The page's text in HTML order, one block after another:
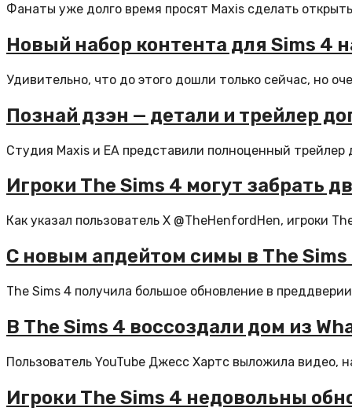
Фанаты уже долго время просят Maxis сделать
Новый набор контента для Sims
Удивительно, что до этого дошли только сейчас, но
Познай дзэн — детали и трейлер
Студия Maxis и EA представили полноценный
Игроки The Sims 4 могут забрать
Как указал пользователь X @TheHenfordHen, игроки
С новым апдейтом симы в The
The Sims 4 получила большое обновление в
В The Sims 4 воссоздали дом из
Пользователь YouTube Джесс Хартс выложила видео,
Игроки The Sims 4 недовольны